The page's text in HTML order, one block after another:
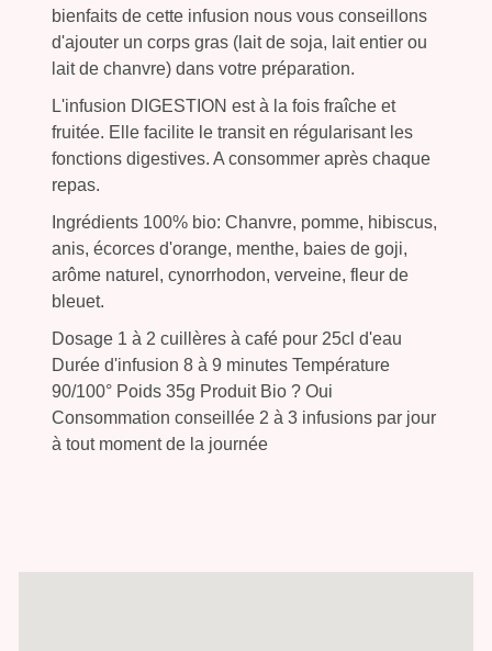
bienfaits de cette infusion nous vous conseillons
d'ajouter un corps gras (lait de soja, lait entier ou
lait de chanvre) dans votre préparation.
L'infusion DIGESTION est à la fois fraîche et
fruitée. Elle facilite le transit en régularisant les
fonctions digestives. A consommer après chaque
repas.
Ingrédients 100% bio: Chanvre, pomme, hibiscus,
anis, écorces d'orange, menthe, baies de goji,
arôme naturel, cynorrhodon, verveine, fleur de
bleuet.
Dosage 1 à 2 cuillères à café pour 25cl d'eau
Durée d'infusion 8 à 9 minutes Température
90/100° Poids 35g Produit Bio ? Oui
Consommation conseillée 2 à 3 infusions par jour
à tout moment de la journée